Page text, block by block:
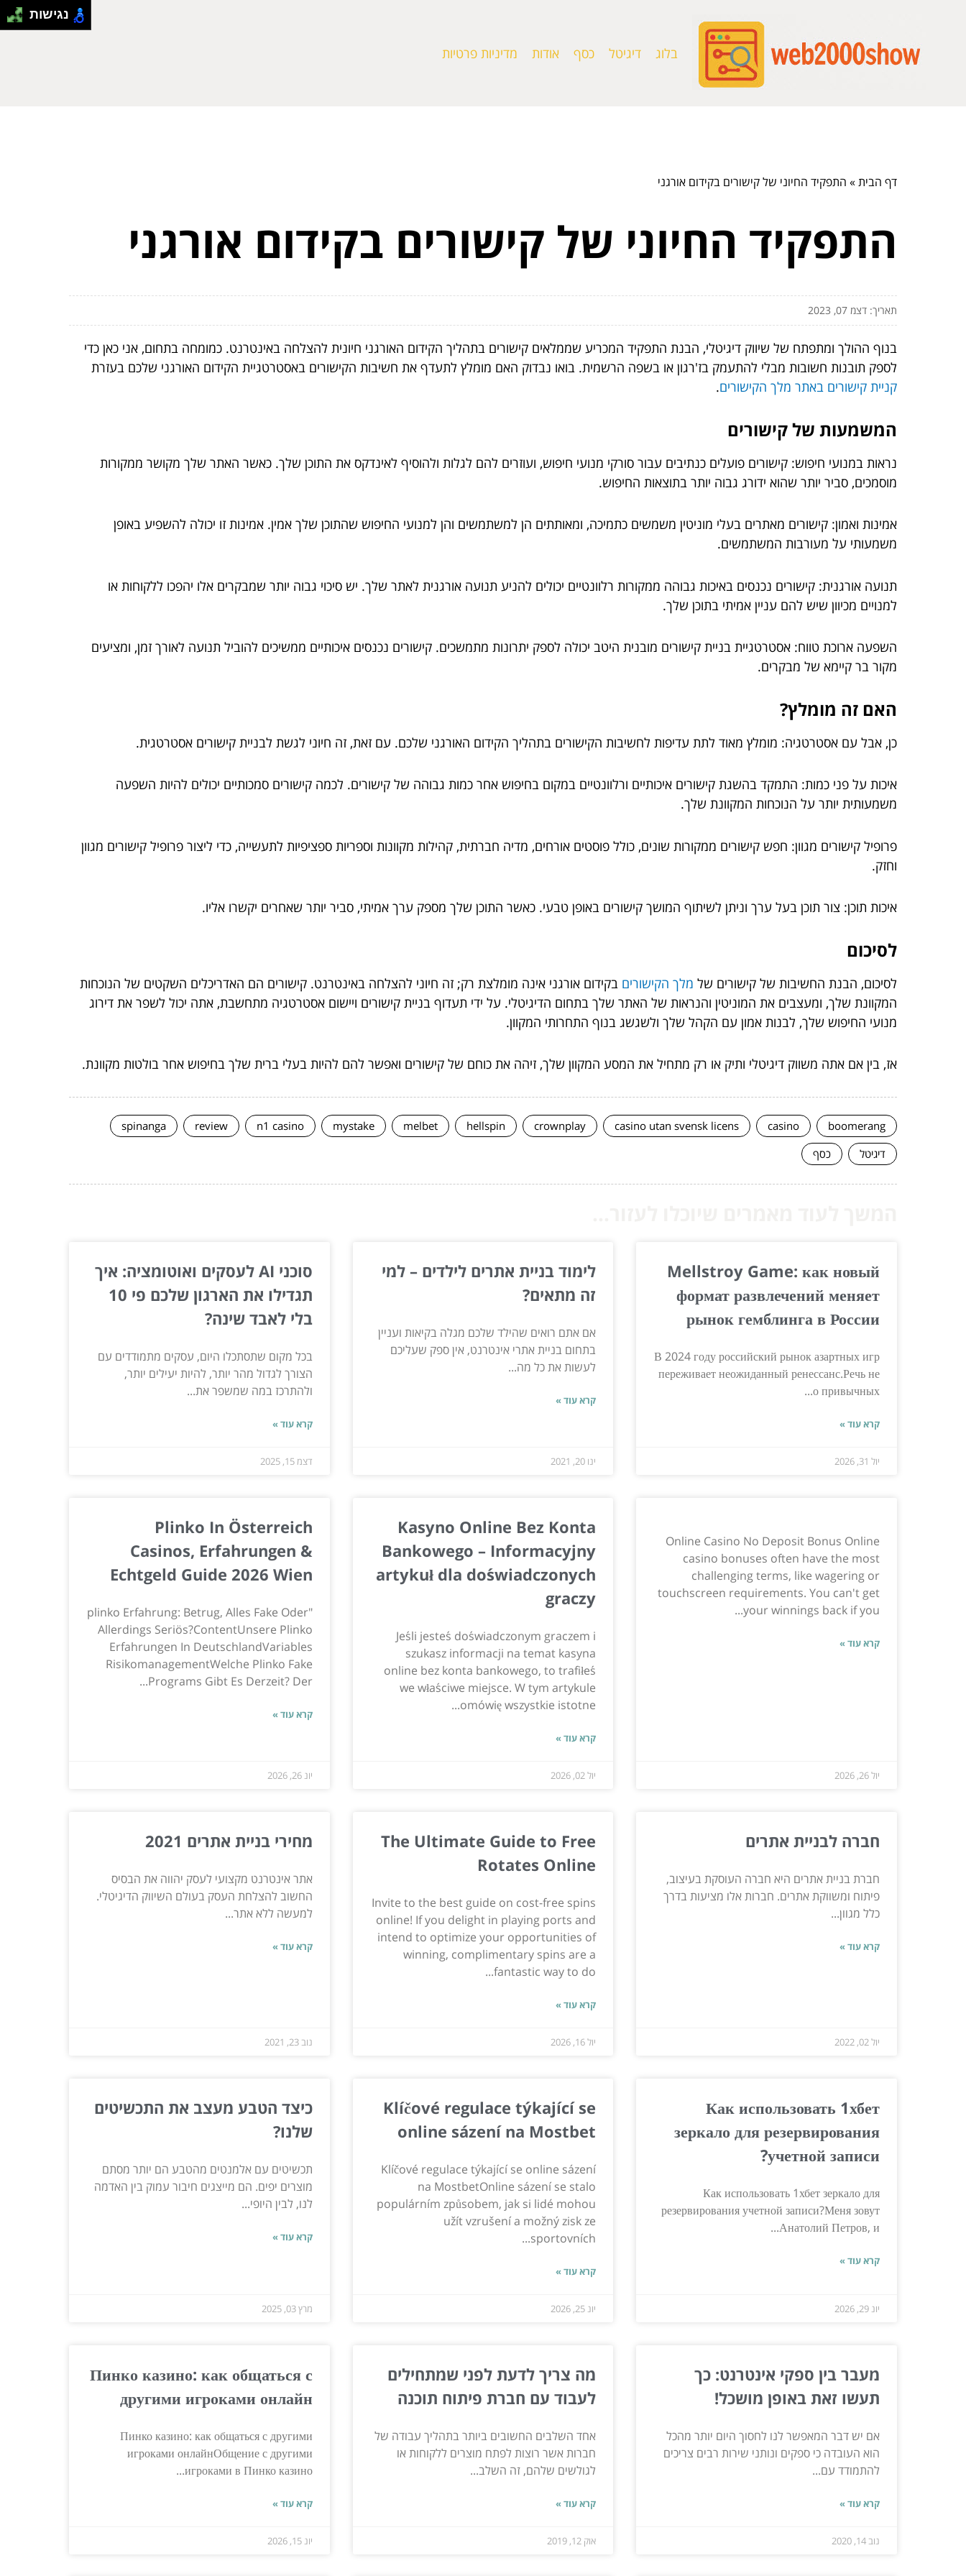
בלוג דיגיטל כסף אודות מדיניות פרטיות
דף הבית» התפקיד החיוני של קישורים בקידום אורגני
התפקיד החיוני של קישורים בקידום אורגני
תאריך: דצמ 07, 2023
בנוף ההולך ומתפתח של שיווק דיגיטלי, הבנת התפקיד המכריע שממלאים קישורים בתהליך הקידום האורגני חיונית להצלחה באינטרנט. כמומחה בתחום, אני כאן כדי
לספק תובנות חשובות מבלי להתעמק בז'רגון או בשפה הרשמית. בואו נבדוק האם מומלץ לתעדף את חשיבות הקישורים באסטרטגיית הקידום האורגני שלכם בעזרת
קניית קישורים באתר מלך הקישורים.
המשמעות של קישורים
נראות במנועי חיפוש: קישורים פועלים כנתיבים עבור סורקי מנועי חיפוש, ועוזרים להם לגלות ולהוסיף לאינדקס את התוכן שלך. כאשר האתר שלך מקושר ממקורות
מוסמכים, סביר יותר שהוא ידורג גבוה יותר בתוצאות החיפוש.
אמינות ואמון: קישורים מאתרים בעלי מוניטין משמשים כתמיכה, ומאותתים הן למשתמשים והן למנועי החיפוש שהתוכן שלך אמין. אמינות זו יכולה להשפיע באופן
משמעותי על מעורבות המשתמשים.
תנועה אורגנית: קישורים נכנסים באיכות גבוהה ממקורות רלוונטיים יכולים להניע תנועה אורגנית לאתר שלך. יש סיכוי גבוה יותר שמבקרים אלו יהפכו ללקוחות או
למנויים מכיוון שיש להם עניין אמיתי בתוכן שלך.
השפעה ארוכת טווח: אסטרטגיית בניית קישורים מובנית היטב יכולה לספק יתרונות מתמשכים. קישורים נכנסים איכותיים ממשיכים להוביל תנועה לאורך זמן, ומציעים
מקור בר קיימא של מבקרים.
האם זה מומלץ?
כן, אבל עם אסטרטגיה: מומלץ מאוד לתת עדיפות לחשיבות הקישורים בתהליך הקידום האורגני שלכם. עם זאת, זה חיוני לגשת לבניית קישורים אסטרטגית.
איכות על פני כמות: התמקד בהשגת קישורים איכותיים ורלוונטיים במקום בחיפוש אחר כמות גבוהה של קישורים. לכמה קישורים סמכותיים יכולים להיות השפעה
משמעותית יותר על הנוכחות המקוונת שלך.
פרופיל קישורים מגוון: חפש קישורים ממקורות שונים, כולל פוסטים אורחים, מדיה חברתית, קהילות מקוונות וספריות ספציפיות לתעשייה, כדי ליצור פרופיל קישורים מגוון
וחזק.
איכות תוכן: צור תוכן בעל ערך וניתן לשיתוף המושך קישורים באופן טבעי. כאשר התוכן שלך מספק ערך אמיתי, סביר יותר שאחרים יקשרו אליו.
לסיכום
לסיכום, הבנת החשיבות של קישורים של מלך הקישורים בקידום אורגני אינה מומלצת רק; זה חיוני להצלחה באינטרנט. קישורים הם האדריכלים השקטים של הנוכחות
המקוונת שלך, ומעצבים את המוניטין והנראות של האתר שלך בתחום הדיגיטלי. על ידי תעדוף בניית קישורים ויישום אסטרטגיה מתחשבת, אתה יכול לשפר את דירוג
מנועי החיפוש שלך, לבנות אמון עם הקהל שלך ולשגשג בנוף התחרותי המקוון.
אז, בין אם אתה משווק דיגיטלי ותיק או רק מתחיל את המסע המקוון שלך, זיהה את כוחם של קישורים ואפשר להם להיות בעלי ברית שלך בחיפוש אחר בולטות מקוונת.
boomerang
casino
casino utan svensk licens
crownplay
hellspin
melbet
mystake
n1 casino
review
spinanga
דיגיטל
כסף
Mellstroy Game: как новый
формат развлечений меняет
рынок гемблинга в России
В 2024 году российский рынок азартных игр
переживает неожиданный ренессанс.Речь не
о привычных...
קרא עוד »
יול 31, 2026
לימוד בניית אתרים לילדים – למי
זה מתאים?
אם אתם רואים שהילד שלכם מגלה בקיאות ועניין
בתחום בניית אתרי אינטרנט, אין ספק שעליכם
לעשות את כל מה...
קרא עוד »
ינו 20, 2021
סוכני AI לעסקים ואוטומציה: איך
תגדילו את הארגון שלכם פי 10
בלי לאבד שינה?
בכל מקום שתסתכלו היום, עסקים מתמודדים עם
הצורך לגדול מהר יותר, להיות יעילים יותר,
ולהתרכז במה שמשפר את...
קרא עוד »
דצמ 15, 2025
Online Casino No Deposit Bonus Online
casino bonuses often have the most
challenging terms, like wagering or
touchscreen requirements. You can't get
your winnings back if you...
קרא עוד »
יול 26, 2026
Kasyno Online Bez Konta
Bankowego – Informacyjny
artykuł dla doświadczonych
graczy
Jeśli jesteś doświadczonym graczem i
szukasz informacji na temat kasyna
online bez konta bankowego, to trafiłeś
we właściwe miejsce. W tym artykule
omówię wszystkie istotne...
קרא עוד »
יול 02, 2026
Plinko In Österreich
Casinos, Erfahrungen &
Echtgeld Guide 2026 Wien
"plinko Erfahrung: Betrug, Alles Fake Oder
Allerdings Seriös?ContentUnsere Plinko
Erfahrungen In DeutschlandVariables
RisikomanagementWelche Plinko Fake
Programs Gibt Es Derzeit? Der...
קרא עוד »
יונ 26, 2026
חברה לבניית אתרים
חברת בניית אתרים היא חברה העוסקת בעיצוב,
פיתוח ומשווקת אתרים. חברות אלו מציעות בדרך
כלל מגוון...
קרא עוד »
יול 02, 2022
The Ultimate Guide to Free
Rotates Online
Invite to the best guide on cost-free spins
online! If you delight in playing ports and
intend to optimize your opportunities of
winning, complimentary spins are a
fantastic way to do...
קרא עוד »
יול 16, 2026
מחירי בניית אתרים 2021
אתר אינטרנט מקצועי לעסק יהווה את הבסיס
החשוב להצלחת העסק בעולם השיווק הדיגיטלי.
למעשה ללא אתר...
קרא עוד »
נוב 23, 2021
Как использовать 1хбет
зеркало для резервирования
учетной записи?
Как использовать 1хбет зеркало для
резервирования учетной записи?Меня зовут
Анатолий Петров, и...
קרא עוד »
יונ 29, 2026
Klíčové regulace týkající se
online sázení na Mostbet
Klíčové regulace týkající se online sázení
na MostbetOnline sázení se stalo
populárním způsobem, jak si lidé mohou
užít vzrušení a možný zisk ze
sportovních...
קרא עוד »
יונ 25, 2026
כיצד הטבע מעצב את התכשיטים
שלנו?
תכשיטים עם אלמנטים מהטבע הם יותר מסתם
מוצרים יפים. הם מייצגים חיבור עמוק בין האדמה
לנו, לבין היופי...
קרא עוד »
מרץ 03, 2025
מעבר בין ספקי אינטרנט: כך
תעשו זאת באופן מושכל!
אם יש דבר המאפשר לנו לחסוך היום יותר מהכל
הוא העובדה כי ספקים ונותני שירות רבים צריכים
להתמודד עם...
קרא עוד »
נוב 14, 2020
מה צריך לדעת לפני שמתחילים
לעבוד עם חברת פיתוח תוכנה
אחד השלבים החשובים ביותר בתהליך עבודה של
חברות אשר רוצות לפתח מוצרים ללקוחות או
לגולשים שלהם, זה השלב...
קרא עוד »
אוק 12, 2019
Пинко казино: как общаться с
другими игроками онлайн
Пинко казино: как общаться с другими
игроками онлайнОбщение с другими
игроками в Пинко казино...
קרא עוד »
יונ 15, 2026
נגישות